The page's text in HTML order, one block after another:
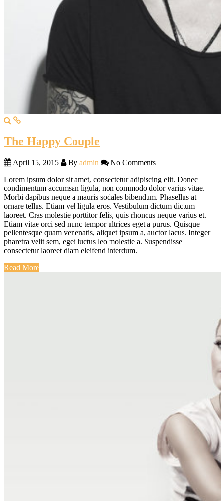
The Happy Couple
April 15, 2015 By admin
No Comments
Lorem ipsum dolor sit amet, consectetur adipiscing elit. Donec
condimentum accumsan ligula, non commodo dolor varius vitae.
Morbi dapibus neque a mauris sodales bibendum. Phasellus at
ornare tellus. Etiam vel ligula eros. Vestibulum dictum dictum
laoreet. Cras molestie porttitor felis, quis rhoncus neque varius et.
Etiam vitae orci sed nunc tempor ultrices eget a purus. Quisque
pellentesque quam venenatis, aliquet ipsum a, auctor lacus. Integer
pharetra velit sem, eget luctus leo molestie a. Suspendisse
consectetur laoreet diam eleifend interdum.
Read More